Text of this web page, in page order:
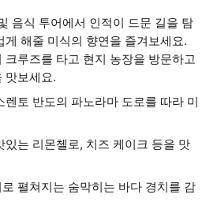
음식 투어에서 인적이 드문 길을 탐
게 해줄 미식의 향연을 즐겨보세요.
크루즈를 타고 현지 농장을 방문하고
맛보세요.
렌토 반도의 파노라마 도로를 따라 미
있는 리몬첼로, 치즈 케이크 등을 맛
펼쳐지는 숨막히는 바다 경치를 감